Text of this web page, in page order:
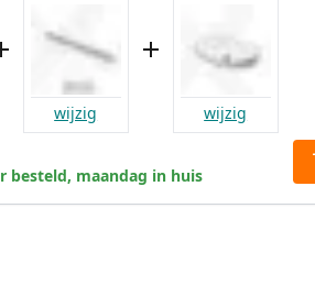
wijzig wijzig
besteld, maandag in huis